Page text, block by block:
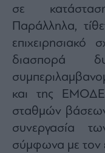
σε
Παράλληλα,
επιχειρησιακό
διασπορά
και της
σταθμών βάσεων
συνεργασία
σύμφωνα με τον